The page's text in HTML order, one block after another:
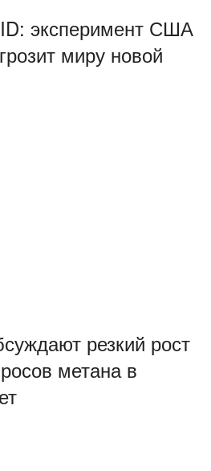
эксперимент США
миру новой
резкий рост
метана в